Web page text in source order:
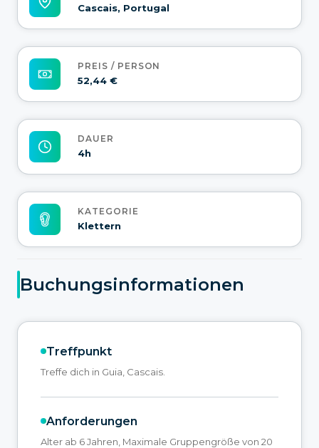
Cascais, Portugal
PREIS / PERSON
52,44 €
DAUER
4h
KATEGORIE
Klettern
Buchungsinformationen
Treffpunkt
Treffe dich in Guia, Cascais.
Anforderungen
Alter ab 6 Jahren, Maximale Gruppengröße von 20